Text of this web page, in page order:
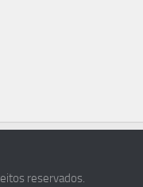
reservados.